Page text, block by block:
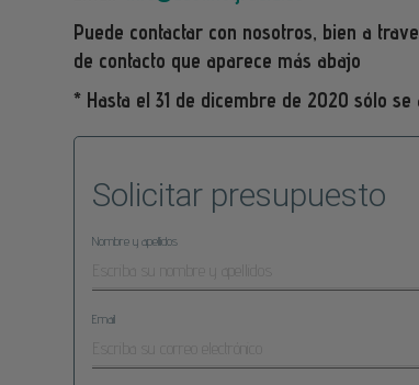
Puede contactar con nosotros, bien a
de contacto que aparece más abajo
* Hasta el 31 de dicembre de 2020 sólo
Solicitar presupuesto
Nombre y apellidos
Email